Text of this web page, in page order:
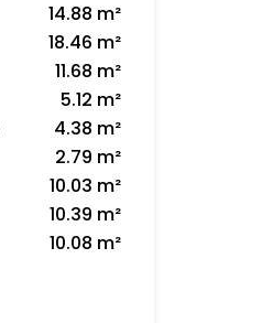
14.88 m²
18.46 m²
11.68 m²
5.12 m²
4.38 m²
2.79 m²
10.03 m²
10.39 m²
10.08 m²